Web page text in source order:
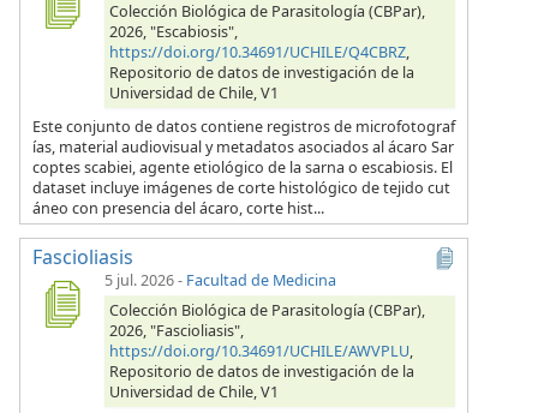
Colección Biológica de Parasitología (CBPar),
2026, "Escabiosis",
https://doi.org/10.34691/UCHILE/Q4CBRZ,
Repositorio de datos de investigación de la
Universidad de Chile, V1
Este conjunto de datos contiene registros de microfotograf
ías, material audiovisual y metadatos asociados al ácaro Sar
coptes scabiei, agente etiológico de la sarna o escabiosis. El
dataset incluye imágenes de corte histológico de tejido cut
áneo con presencia del ácaro, corte hist...
Fascioliasis
5 jul. 2026- Facultad de Medicina
Colección Biológica de Parasitología (CBPar),
2026, "Fascioliasis",
https://doi.org/10.34691/UCHILE/AWVPLU,
Repositorio de datos de investigación de la
Universidad de Chile, V1